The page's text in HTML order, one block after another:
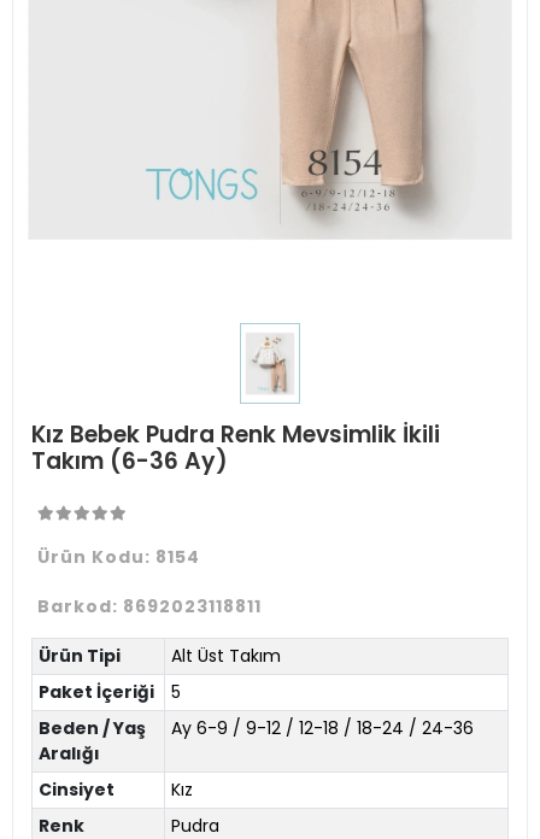
Kız Bebek Pudra Renk Mevsimlik İkili
Takım (6-36 Ay)
Ürün Kodu: 8154
Barkod: 8692023118811
Ürün Tipi
Alt Üst Takım
Paket İçeriği
5
Beden / Yaş
Aralığı
Ay 6-9 / 9-12 / 12-18 / 18-24 / 24-36
Cinsiyet
Kız
Renk
Pudra